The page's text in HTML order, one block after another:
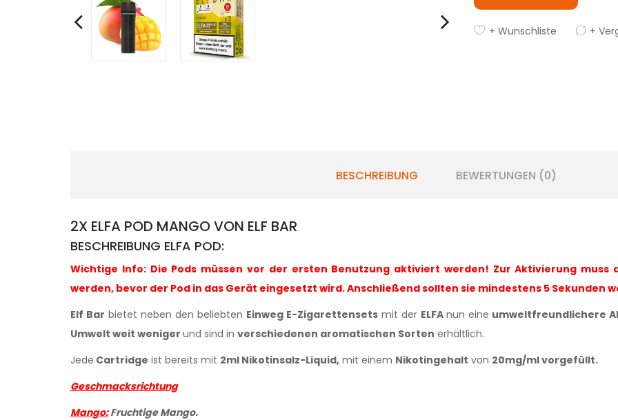
+ Wunschliste +
BESCHREIBUNG BEWERTUNGEN (0)
2X ELFA POD MANGO VON ELF BAR
BESCHREIBUNG ELFA POD:
Wichtige Info: Die Pods müssen vor der ersten Benutzung aktiviert werden! Zur Aktivierung muss
werden, bevor der Pod in das Gerät eingesetzt wird. Anschließend sollten sie mindestens 5 Sekunden
Elf Bar bietet neben den beliebten Einweg E-Zigarettensets mit der ELFA nun eine umweltfreundlichere
Umwelt weit weniger und sind in verschiedenen aromatischen Sorten erhältlich.
Jede Cartridge ist bereits mit 2ml Nikotinsalz-Liquid, mit einem Nikotingehalt von 20mg/mlvorgefüllt.
Geschmacksrichtung
Mango:Fruchtige Mango.